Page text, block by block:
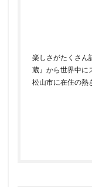
楽しさがたくさん
蔵』から世界中に
松山市に在住の熱